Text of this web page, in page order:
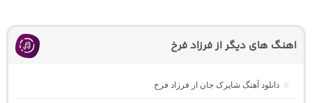
اهنگ های دیگر از فرزاد فرخ
دانلود آهنگ شاپرک جان از فرزاد فرخ